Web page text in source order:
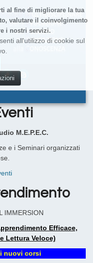
al fine di migliorare la tua
valutare il coinvolgimento
i nostri servizi.
all'utilizzo di cookie sul
M.E.P.E.C.
e i Seminari organizzati
IMMERSION
Efficace,
Lettura Veloce)
nuovi corsi